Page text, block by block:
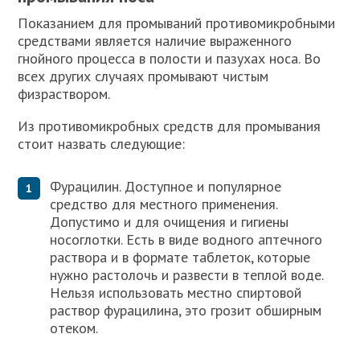
Показанием для промываний противомикробными
средствами является наличие выраженного
гнойного процесса в полости и пазухах носа. Во
всех других случаях промывают чистым
физраствором.
Из противомикробных средств для промывания
стоит назвать следующие:
Фурацилин. Доступное и популярное
средство для местного применения.
Допустимо и для очищения и гигиены
носоглотки. Есть в виде водного аптечного
раствора и в формате таблеток, которые
нужно растолочь и развести в теплой воде.
Нельзя использовать местно спиртовой
раствор фурацилина, это грозит обширным
отеком.